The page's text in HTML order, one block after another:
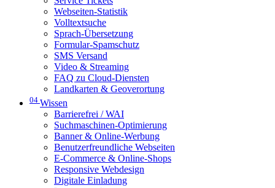
Webseiten-Statistik
Volltextsuche
Sprach-Übersetzung
Formular-Spamschutz
SMS Versand
Video & Streaming
FAQ zu Cloud-Diensten
Landkarten & Geoverortung
04 Wissen
Barrierefrei / WAI
Suchmaschinen-Optimierung
Banner & Online-Werbung
Benutzerfreundliche Webseiten
E-Commerce & Online-Shops
Responsive Webdesign
Digitale Einladung